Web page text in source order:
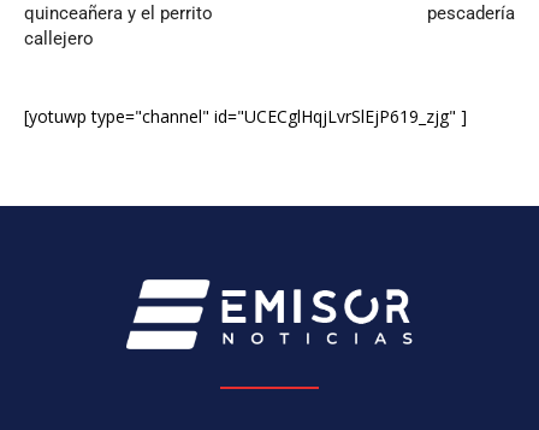
quinceañera y el perrito
callejero
pescadería
[yotuwp type="channel" id="UCECglHqjLvrSlEjP619_zjg" ]